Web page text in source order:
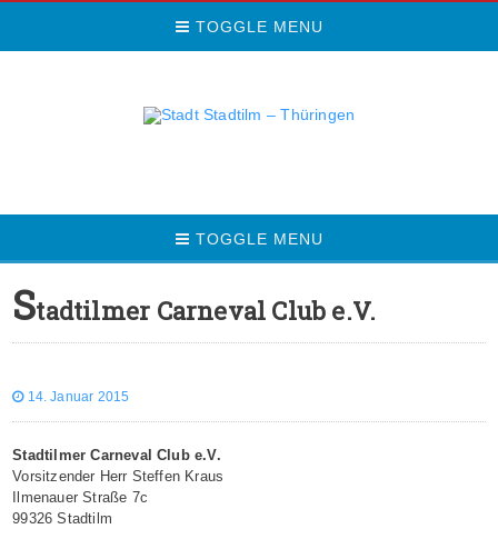
TOGGLE MENU
TOGGLE MENU
Stadtilmer Carneval Club e.V.
14. Januar 2015
Stadtilmer Carneval Club e.V.
Vorsitzender Herr Steffen Kraus
Ilmenauer Straße 7c
99326 Stadtilm